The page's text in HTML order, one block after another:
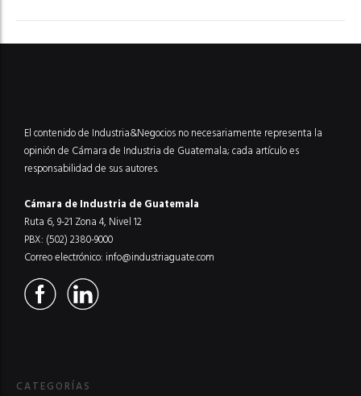
El contenido de Industria&Negocios no necesariamente representa la
opinión de Cámara de Industria de Guatemala; cada artículo es
responsabilidad de sus autores.
Cámara de Industria de Guatemala
Ruta 6, 9-21 Zona 4, Nivel 12
PBX: (502) 2380-9000
Correo electrónico: info@industriaguate.com
CATEGORÍAS